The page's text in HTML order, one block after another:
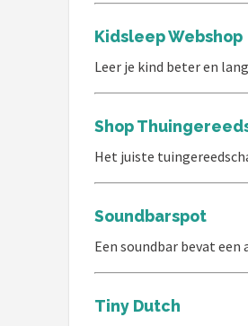
Kidsleep Webshop
Leer je kind beter en
Shop
Het juiste
Soundbarspot
Een soundbar bevat
Tiny Dutch